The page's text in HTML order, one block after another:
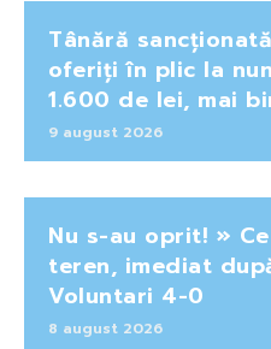
Tânără
oferiți în plic la
1.600 de lei, mai
9 august 2026
Nu s-au oprit! »
teren, imediat
Voluntari 4-0
8 august 2026